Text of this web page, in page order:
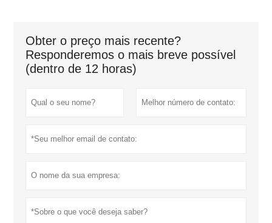
Obter o preço mais recente?
Responderemos o mais breve possível
(dentro de 12 horas)